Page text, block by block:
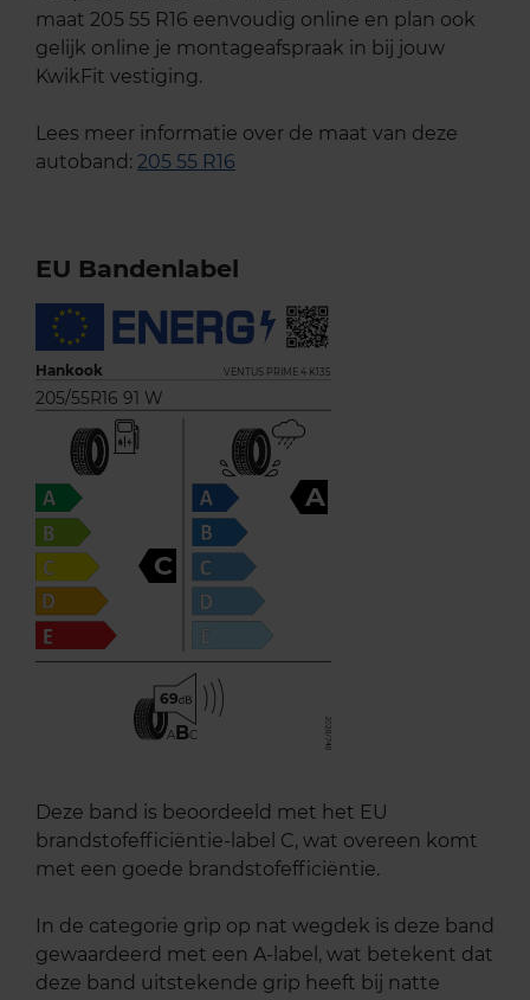
maat 205 55 R16 eenvoudig online en plan ook
gelijk online je montageafspraak in bij jouw
KwikFit vestiging.
Lees meer informatie over de maat van deze
autoband: 205 55 R16
EU Bandenlabel
Hankook VENTUS PRIME 4 K135
205/55R16 91 W
C
A
69
ABC
Deze band is beoordeeld met het EU
brandstofefficiëntie-label C, wat overeen komt
met een goede brandstofefficiëntie.
In de categorie grip op nat wegdek is deze band
gewaardeerd met een A-label, wat betekent dat
deze band uitstekende grip heeft bij natte